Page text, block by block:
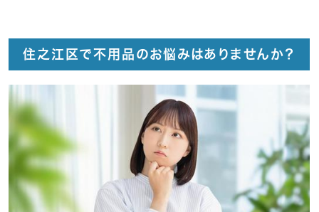
住之江区で不用品のお悩みはありませんか？